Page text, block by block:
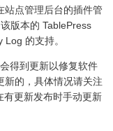
站点管理后台的插件管
版本的 TablePress
的支持。
得到更新以修复软件
新的，具体情况请关注
有更新发布时手动更新